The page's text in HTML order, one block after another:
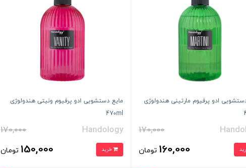
ادو پرفیوم مارتینی هندولوژی
170,000
160,000 تومان
مایع دستشویی ادو پرفیوم ونیتی هندولوژی
470ml
Handology
170,000
خرید 150,000 تومان